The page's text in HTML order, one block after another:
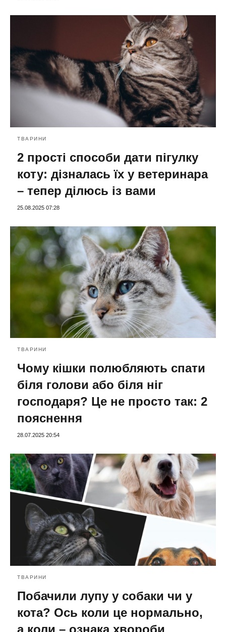
ТВАРИНИ
2 прості способи дати пігулку
коту: дізналась їх у ветеринара
– тепер ділюсь із вами
25.08.2025 07:28
ТВАРИНИ
Чому кішки полюбляють спати
біля голови або біля ніг
господаря? Це не просто так: 2
пояснення
28.07.2025 20:54
ТВАРИНИ
Побачили лупу у собаки чи у
кота? Ось коли це нормально,
а коли – ознака хвороби